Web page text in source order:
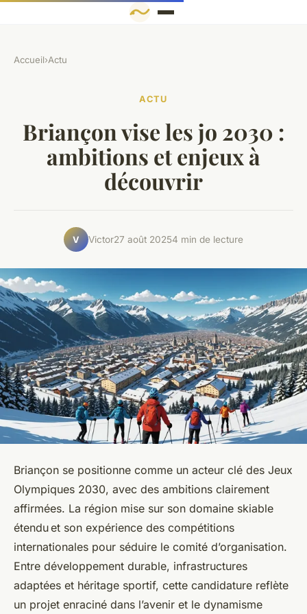
Accueil›Actu
ACTU
Briançon vise les jo 2030 :
ambitions et enjeux à
découvrir
V Victor27 août 20254 min de lecture
Briançon se positionne comme un acteur clé des Jeux
Olympiques 2030, avec des ambitions clairement
affirmées. La région mise sur son domaine skiable
étendu et son expérience des compétitions
internationales pour séduire le comité d’organisation.
Entre développement durable, infrastructures
adaptées et héritage sportif, cette candidature reflète
un projet enraciné dans l’avenir et le dynamisme